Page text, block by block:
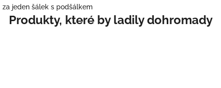
za jeden šálek s podšálkem